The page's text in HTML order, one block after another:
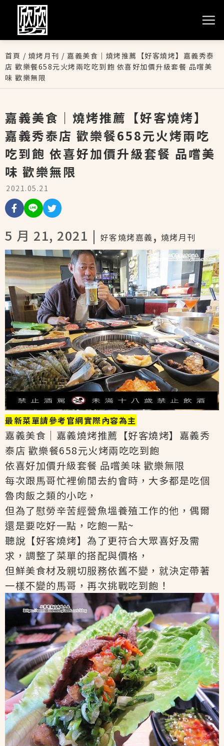
首頁 / 燒烤月刊 / 嘉義美食｜燒烤推薦【好客燒烤】嘉義秀泰
店 歡樂餐658元火烤兩吃吃到飽 依喜好加價升級套餐 品嚐美
味 歡樂無限
嘉義美食｜燒烤推薦【好客燒烤】
嘉義秀泰店 歡樂餐658元火烤兩吃
吃到飽 依喜好加價升級套餐 品嚐美
味 歡樂無限
2021.05.21
5 月 21, 2021 | 好客燒烤嘉義, 燒烤月刊
最新菜單請參考官網實際內容為主
嘉義美食｜嘉義燒烤推薦【好客燒烤】嘉義秀
泰店 歡樂餐658元火烤兩吃吃到飽
依喜好加價升級套餐 品嚐美味 歡樂無限
每次跟馬哥忙裡偷閒去約會時，大多都是吃個
魯肉飯之類的小吃，
但為了慰勞辛苦經營魚塭養殖工作的他，偶爾
還是要吃好一點，吃飽一點~
聽說【好客燒烤】為了更符合大眾喜好及需
求，調整了菜單的搭配與價格，
但鮮美食材及親切服務依舊不變，就決定帶著
一樣不變的馬哥，再次挑戰吃到飽！